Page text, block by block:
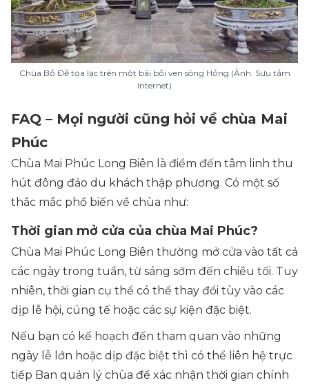
Chùa Bồ Đề tọa lạc trên một bãi bồi ven sông Hồng (Ảnh: Sưu tầm
Internet)
FAQ – Mọi người cũng hỏi về chùa Mai
Phúc
Chùa Mai Phúc Long Biên là điểm đến tâm linh thu
hút đông đảo du khách thập phương. Có một số
thắc mắc phổ biến về chùa như:
Thời gian mở cửa của chùa Mai Phúc?
Chùa Mai Phúc Long Biên thường mở cửa vào tất cả
các ngày trong tuần, từ sáng sớm đến chiều tối. Tuy
nhiên, thời gian cụ thể có thể thay đổi tùy vào các
dịp lễ hội, cúng tế hoặc các sự kiện đặc biệt.
Nếu bạn có kế hoạch đến tham quan vào những
ngày lễ lớn hoặc dịp đặc biệt thì có thể liên hệ trực
tiếp Ban quản lý chùa để xác nhận thời gian chính